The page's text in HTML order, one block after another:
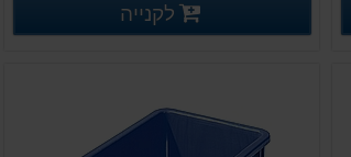
פרטים נוספים
לקנייה